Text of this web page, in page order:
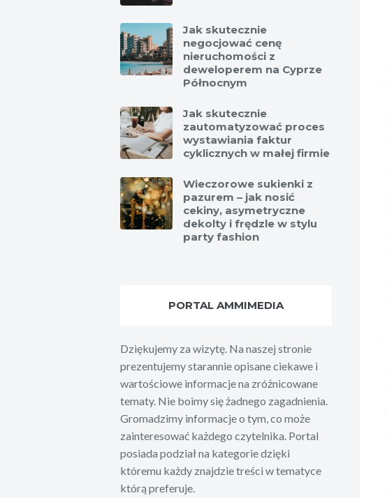
Jak skutecznie
negocjować cenę
nieruchomości z
deweloperem na Cyprze
Północnym
Jak skutecznie
zautomatyzować proces
wystawiania faktur
cyklicznych w małej firmie
Wieczorowe sukienki z
pazurem – jak nosić
cekiny, asymetryczne
dekolty i frędzle w stylu
party fashion
PORTAL AMMIMEDIA
Dziękujemy za wizytę. Na naszej stronie
prezentujemy starannie opisane ciekawe i
wartościowe informacje na zróżnicowane
tematy. Nie boimy się żadnego zagadnienia.
Gromadzimy informacje o tym, co może
zainteresować każdego czytelnika. Portal
posiada podział na kategorie dzięki
któremu każdy znajdzie treści w tematyce
którą preferuje.